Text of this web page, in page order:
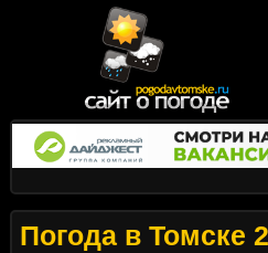
Погода в Томске